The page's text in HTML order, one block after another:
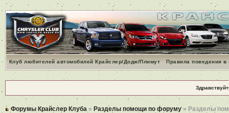
Клуб любителей автомобилей Крайслер/Додж/Плимут Правила поведения
Форумы Крайслер Клуба » Разделы помощи по форуму» Разделы